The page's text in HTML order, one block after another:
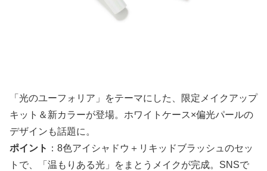
「光のユーフォリア」をテーマにした、限定メイクアップ
キット＆新カラーが登場。ホワイトケース×偏光パールの
デザインも話題に。
ポイント ：8色アイシャドウ＋リキッドブラッシュのセッ
トで、「温もりある光」をまとうメイクが完成。SNSで